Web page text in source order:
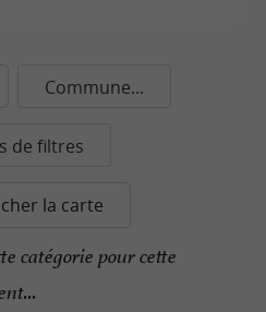
Commune...
de filtres
la carte
catégorie pour cette